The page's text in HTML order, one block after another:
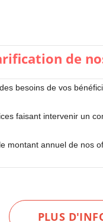
de
besoins de vos
faisant intervenir un
montant annuel de nos
PLUS